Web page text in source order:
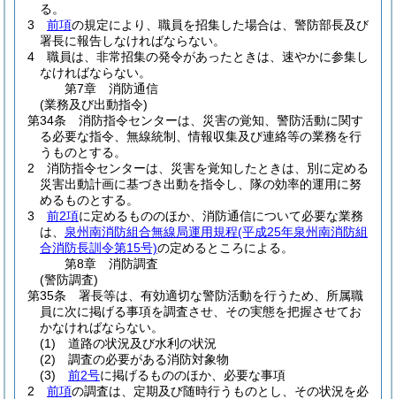
る。
3
前項の規定により、職員を招集した場合は、警防部長及び
署長に報告しなければならない。
4
職員は、非常招集の発令があったときは、速やかに参集し
なければならない。
第7章
消防通信
(業務及び出動指令)
第34条
消防指令センターは、災害の覚知、警防活動に関す
る必要な指令、無線統制、情報収集及び連絡等の業務を行
うものとする。
2
消防指令センターは、災害を覚知したときは、別に定める
災害出動計画に基づき出動を指令し、隊の効率的運用に努
めるものとする。
3
前2項に定めるもののほか、消防通信について必要な業務
は、 泉州南消防組合無線局運用規程(平成25年泉州南消防組
合消防長訓令第15号)の定めるところによる。
第8章
消防調査
(警防調査)
第35条
署長等は、有効適切な警防活動を行うため、所属職
員に次に掲げる事項を調査させ、その実態を把握させてお
かなければならない。
(1)
道路の状況及び水利の状況
(2)
調査の必要がある消防対象物
(3)
前2号に掲げるもののほか、必要な事項
2
前項の調査は、定期及び随時行うものとし、その状況を必